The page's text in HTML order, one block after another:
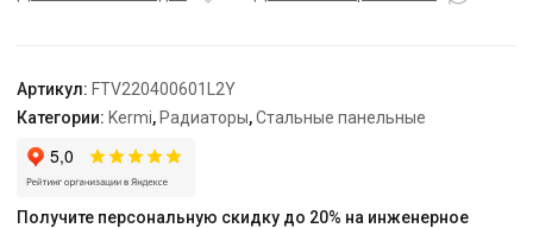
RAL
9016
(белый),
Kermi
Артикул: FTV220400601L2Y
Категории: Kermi, Радиаторы,Стальные панельные
Получите персональную скидку до 20% на инженерное